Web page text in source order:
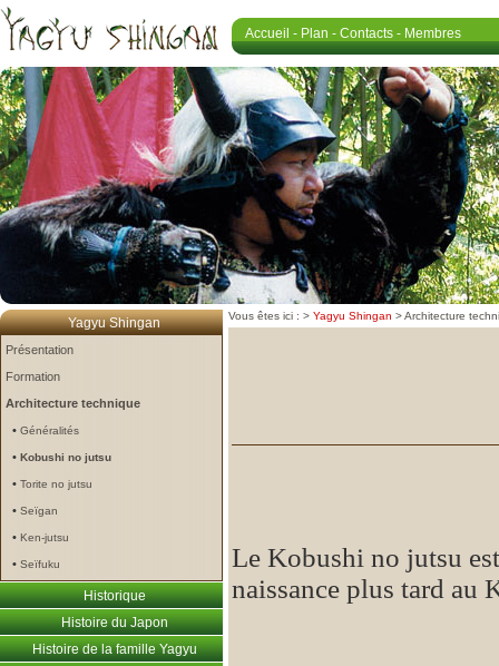
Accueil - Plan - Contacts - Membres
Yagyu Shingan
Présentation
Formation
Architecture technique
• Généralités
• Kobushi no jutsu
• Torite no jutsu
• Seïgan
• Ken-jutsu
• Seïfuku
Historique
Histoire du Japon
Histoire de la famille Yagyu
Vous êtes ici : > Yagyu Shingan >Architecture
Le Kobushi no jutsu
naissance plus tard au